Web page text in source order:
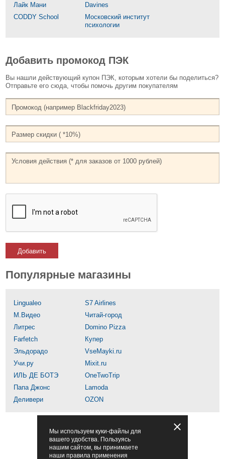
Лайк Мани
Davines
CODDY School
Московский институт
психологии
Добавить промокод ПЭК
Вы нашли действующий купон ПЭК, которым хотели бы поделиться?
Отправьте его сюда, чтобы помочь другим покупателям
Добавить
Популярные магазины
Lingualeo
S7 Airlines
М.Видео
Читай-город
Литрес
Domino Pizza
Farfetch
Купер
Эльдорадо
VseMayki.ru
Учи.ру
Mixit.ru
ИЛЬ ДЕ БОТЭ
OneTwoTrip
Папа Джонс
Lamoda
Деливери
OZON
Мы используем куки-файлы для
вашего удобства. Пользуясь
нашим сайтом, вы принимаете
наши правила применения